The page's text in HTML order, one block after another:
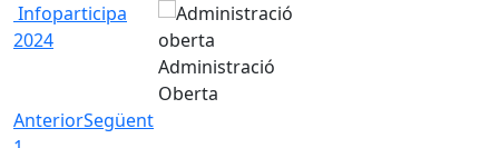
Infoparticipa
2024
Administració
Oberta
AnteriorSegüent